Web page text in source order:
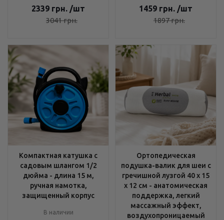
2339 грн. /шт
3041грн.
1459 грн. /шт
1897грн.
Компактная катушка с
садовым шлангом 1/2
дюйма - длина 15 м,
ручная намотка,
защищенный корпус
В наличии
Ортопедическая
подушка-валик для шеи с
гречишной лузгой 40 х 15
х 12 см - анатомическая
поддержка, легкий
массажный эффект,
воздухопроницаемый